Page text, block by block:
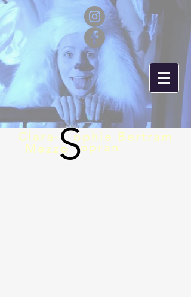
Clara-Sophie Bertram
opran
Mezzo